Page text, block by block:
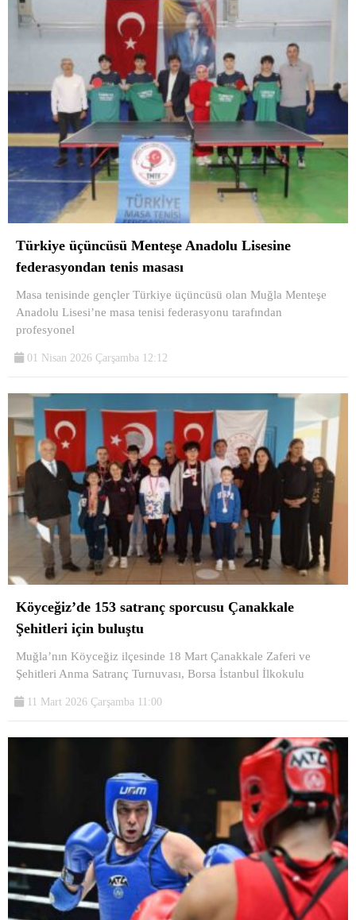
Türkiye üçüncüsü Menteşe Anadolu Lisesine
federasyondan tenis masası
Masa tenisinde gençler Türkiye üçüncüsü olan Muğla Menteşe
Anadolu Lisesi’ne masa tenisi federasyonu tarafından
profesyonel
01 Nisan 2026 Çarşamba 12:12
Köyceğiz’de 153 satranç sporcusu Çanakkale
Şehitleri için buluştu
Muğla’nın Köyceğiz ilçesinde 18 Mart Çanakkale Zaferi ve
Şehitleri Anma Satranç Turnuvası, Borsa İstanbul İlkokulu
11 Mart 2026 Çarşamba 11:00